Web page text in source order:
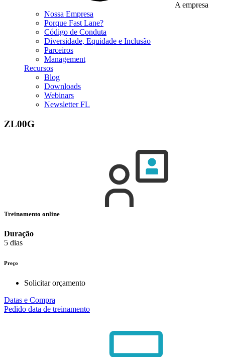
A empresa
Nossa Empresa
Porque Fast Lane?
Código de Conduta
Diversidade, Equidade e Inclusão
Parceiros
Management
Recursos
Blog
Downloads
Webinars
Newsletter FL
ZL00G
Treinamento online
Duração
5 dias
Preço
Solicitar orçamento
Datas e Compra
Pedido data de treinamento